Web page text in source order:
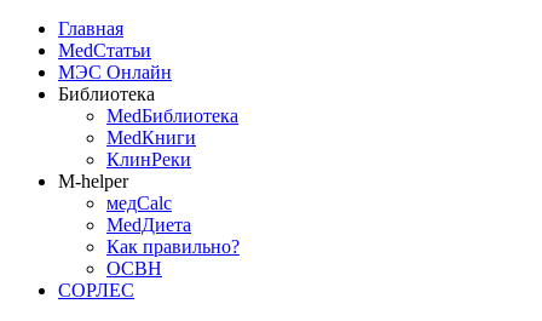
Главная
MedСтатьи
МЭС Онлайн
Библиотека
MedБиблиотека
MedКниги
КлинРеки
M-helper
медCalc
MedДиета
Как правильно?
ОСВН
СОРЛЕС